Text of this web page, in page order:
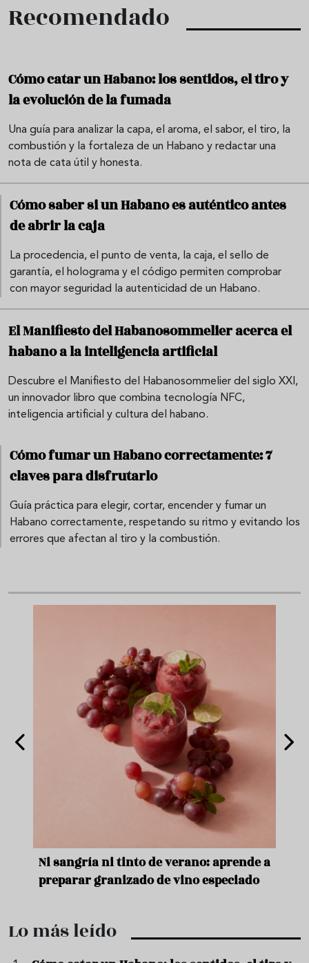
Recomendado
Cómo catar un Habano: los sentidos, el tiro y
la evolución de la fumada
Una guía para analizar la capa, el aroma, el sabor, el tiro, la
combustión y la fortaleza de un Habano y redactar una
nota de cata útil y honesta.
Cómo saber si un Habano es auténtico antes
de abrir la caja
La procedencia, el punto de venta, la caja, el sello de
garantía, el holograma y el código permiten comprobar
con mayor seguridad la autenticidad de un Habano.
El Manifiesto del Habanosommelier acerca el
habano a la inteligencia artificial
Descubre el Manifiesto del Habanosommelier del siglo XXI,
un innovador libro que combina tecnología NFC,
inteligencia artificial y cultura del habano.
Cómo fumar un Habano correctamente: 7
claves para disfrutarlo
Guía práctica para elegir, cortar, encender y fumar un
Habano correctamente, respetando su ritmo y evitando los
errores que afectan al tiro y la combustión.
Ni sangría ni tinto de verano: aprende a
preparar granizado de vino especiado
Lo más leído